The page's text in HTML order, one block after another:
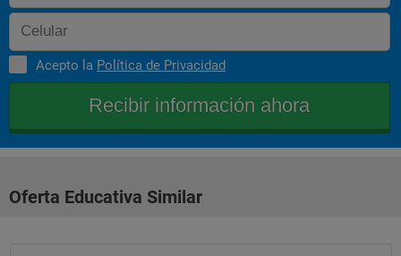
Acepto la Política de Privacidad
Oferta Educativa Similar